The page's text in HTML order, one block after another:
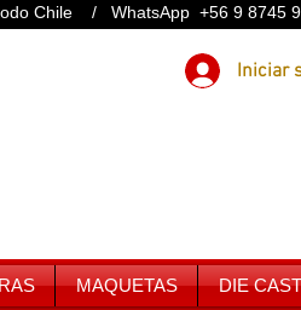
Chile / WhatsApp +56 9 8745
MAQUETAS DIE CAST